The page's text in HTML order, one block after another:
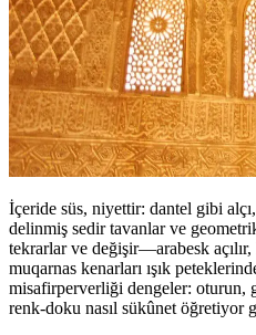
İçeride süs, niyettir: dantel gibi
delinmiş sedir tavanlar ve
tekrarlar ve değişir—arabesk
muqarnas kenarları ışık
misafirperverliği dengeler: oturun,
renk‑doku nasıl sükûnet öğretiyor